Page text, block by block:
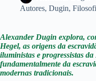
Autores, Dugin,
Alexander Dugin explora,
Hegel, as origens da
iluministas e progressistas
fundamentalmente da
modernas tradicionais.